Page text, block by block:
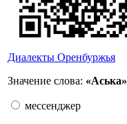
Диалекты Оренбуржья
Значение слова: «Аська»
мессенджер